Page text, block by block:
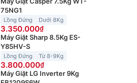
75NG1
Lồng Đứng Dưới 8Kg
3.350.000
Máy Giặt Sharp 8.5Kg ES-
Y85HV-S
Lồng Đứng Từ 8-9Kg
3.800.000
Máy Giặt LG Inverter 9Kg